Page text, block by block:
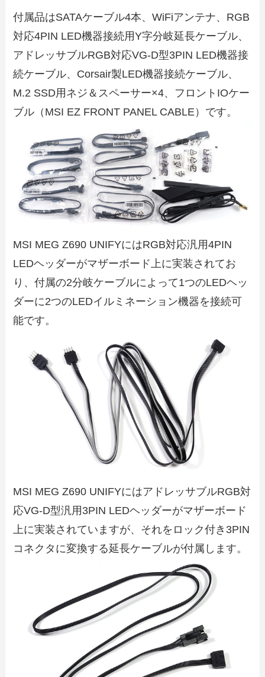
付属品はSATAケーブル4本、WiFiアンテナ、RGB
対応4PIN LED機器接続用Y字分岐延長ケーブル、
アドレッサブルRGB対応VG-D型3PIN LED機器接
続ケーブル、Corsair製LED機器接続ケーブル、
M.2 SSD用ネジ＆スペーサー×4、フロントIOケー
ブル（MSI EZ FRONT PANEL CABLE）です。
MSI MEG Z690 UNIFYにはRGB対応汎用4PIN
LEDヘッダーがマザーボード上に実装されてお
り、付属の2分岐ケーブルによって1つのLEDヘッ
ダーに2つのLEDイルミネーション機器を接続可
能です。
MSI MEG Z690 UNIFYにはアドレッサブルRGB対
応VG-D型汎用3PIN LEDヘッダーがマザーボード
上に実装されていますが、それをロック付き3PIN
コネクタに変換する延長ケーブルが付属します。